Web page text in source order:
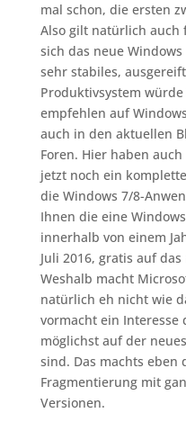
mal schon, die ersten
Also gilt natürlich auch
sich das neue
sehr stabiles,
Produktivsystem
empfehlen auf
auch in den aktuellen
Foren. Hier haben
jetzt noch ein
die Windows 7/8-
Ihnen die eine
innerhalb von einem
Juli 2016, gratis auf
Weshalb macht
natürlich eh nicht wie
vormacht ein Interesse
möglichst auf der
sind. Das machts
Fragmentierung mit
Versionen.